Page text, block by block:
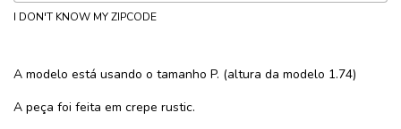
I DON'T KNOW MY ZIPCODE
A modelo está usando o tamanho P. (altura da modelo 1.74)
A peça foi feita em crepe rustic.